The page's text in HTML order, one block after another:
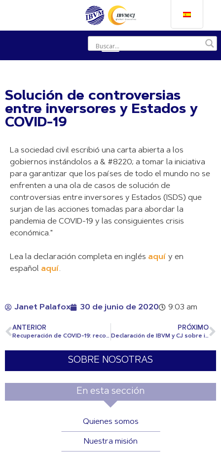
Solución de controversias
entre inversores y Estados y
COVID-19
La sociedad civil escribió una carta abierta a los
gobiernos instándolos a & #8220; a tomar la iniciativa
para garantizar que los países de todo el mundo no se
enfrenten a una ola de casos de solución de
controversias entre inversores y Estados (ISDS) que
surjan de las acciones tomadas para abordar la
pandemia de COVID-19 y las consiguientes crisis
económica."
Lea la declaración completa en inglés aquí y en
español aquí.
Janet Palafox 30 de junio de 2020 9:03 am
ANTERIOR
Recuperación de COVID-19: reconstruir mejor
PRÓXIMO
Declaración de IBVM y CJ sobre injusticia racial
SOBRE NOSOTRAS
En esta sección
Quienes somos
Nuestra misión